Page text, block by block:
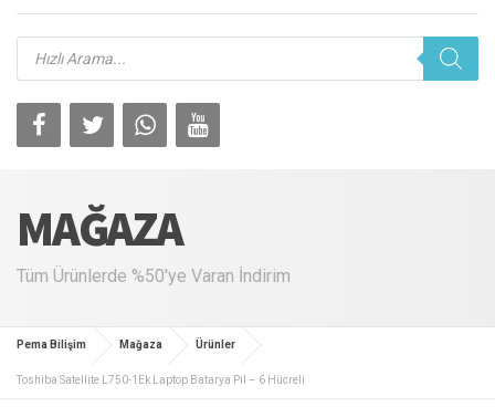
Products
search
MAĞAZA
Tüm Ürünlerde %50'ye Varan İndirim
Pema Bilişim Mağaza Ürünler
Toshiba Satellite L750-1Ek Laptop Batarya Pil – 6 Hücreli